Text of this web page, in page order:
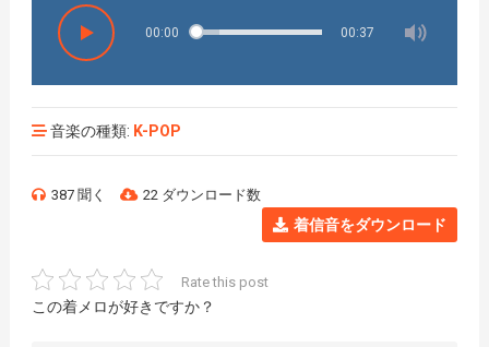
00:00 00:37
音楽の種類: K-POP
387 聞く 22 ダウンロード数
着信音をダウンロード
Rate this post
この着メロが好きですか？